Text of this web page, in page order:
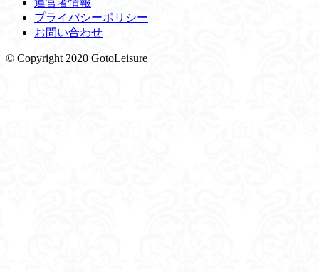
プライバシーポリシー
お問い合わせ
© Copyright 2020 GotoLeisure